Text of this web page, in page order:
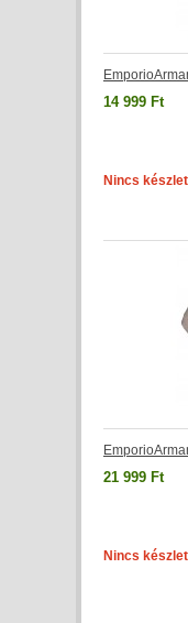
14 999 Ft
Nincs
21 999 Ft
Nincs